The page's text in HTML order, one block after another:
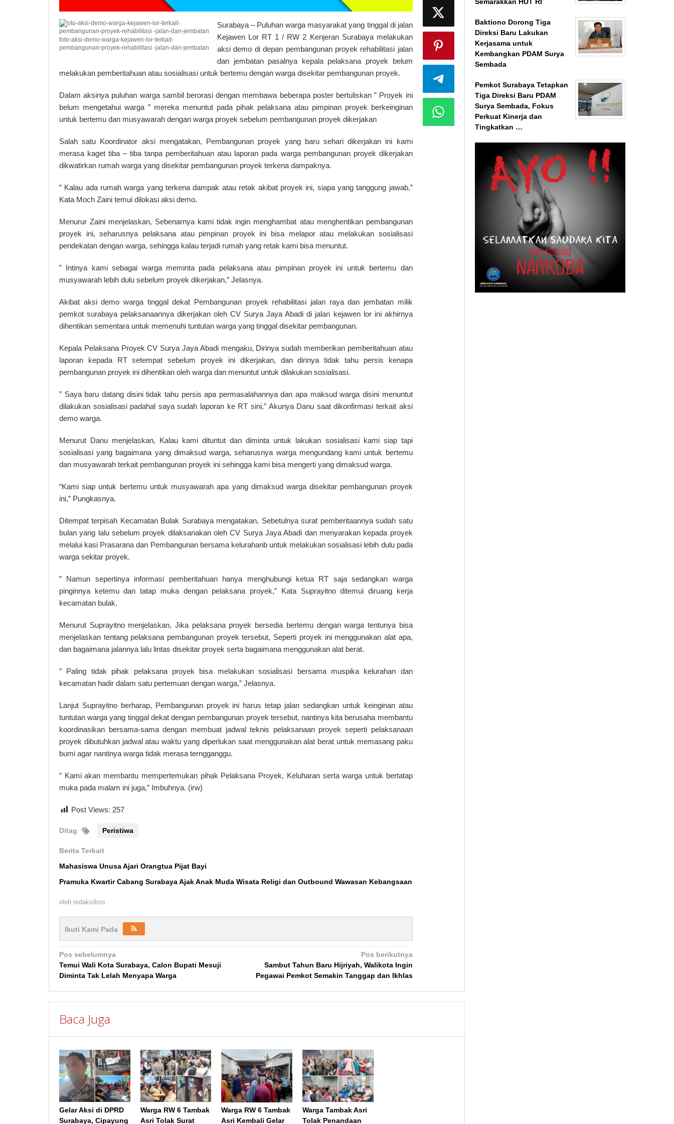
foto-aksi-demo-warga-kejawen-lor-terkait-
pembangunan-proyek-rehabilitasi -jalan-dan-jembatan
Surabaya – Puluhan warga masyarakat yang tinggal di jalan
Kejawen Lor RT 1 / RW 2 Kenjeran Surabaya melakukan
aksi demo di depan pembangunan proyek rehabilitasi jalan
dan jembatan pasalnya kepala pelaksana proyek belum
melakukan pemberitahuan atau sosialisasi untuk bertemu dengan warga disekitar pembangunan proyek.
Dalam aksinya puluhan warga sambil berorasi dengan membawa beberapa poster bertuliskan ” Proyek ini
belum mengetahui warga ” mereka menuntut pada pihak pelaksana atau pimpinan proyek berkeinginan
untuk bertemu dan musyawarah dengan warga proyek sebelum pembangunan proyek dikerjakan
Salah satu Koordinator aksi mengatakan, Pembangunan proyek yang baru sehari dikerjakan ini kami
merasa kaget tiba – tiba tanpa pemberitahuan atau laporan pada warga pembangunan proyek dikerjakan
dikwatirkan rumah warga yang disekitar pembangunan proyek terkena dampaknya.
” Kalau ada rumah warga yang terkena dampak atau retak akibat proyek ini, siapa yang tanggung jawab,”
Kata Moch Zaini temui dilokasi aksi demo.
Menurur Zaini menjelaskan, Sebenarnya kami tidak ingin menghambat atau menghentikan pembangunan
proyek ini, seharusnya pelaksana atau pimpinan proyek ini bisa melapor atau melakukan sosialisasi
pendekatan dengan warga, sehingga kalau terjadi rumah yang retak kami bisa menuntut.
” Intinya kami sebagai warga meminta pada pelaksana atau pimpinan proyek ini untuk bertemu dan
musyawarah lebih dulu sebelum proyek dikerjakan,” Jelasnya.
Akibat aksi demo warga tinggal dekat Pembangunan proyek rehabilitasi jalan raya dan jembatan milik
pemkot surabaya pelaksanaannya dikerjakan oleh CV Surya Jaya Abadi di jalan kejawen lor ini akhirnya
dihentikan sementara untuk memenuhi tuntutan warga yang tinggal disekitar pembangunan.
Kepala Pelaksana Proyek CV Surya Jaya Abadi mengaku, Dirinya sudah memberikan pemberitahuan atau
laporan kepada RT setempat sebelum proyek ini dikerjakan, dan dirinya tidak tahu persis kenapa
pembangunan proyek ini dihentikan oleh warga dan menuntut untuk dilakukan sosialisasi.
” Saya baru datang disini tidak tahu persis apa permasalahannya dan apa maksud warga disini menuntut
dilakukan sosialisasi padahal saya sudah laporan ke RT sini,” Akunya Danu saat dikonfirmasi terkait aksi
demo warga.
Menurut Danu menjelaskan, Kalau kami dituntut dan diminta untuk lakukan sosialisasi kami siap tapi
sosialisasi yang bagaimana yang dimaksud warga, seharusnya warga mengundang kami untuk bertemu
dan musyawarah terkait pembangunan proyek ini sehingga kami bisa mengerti yang dimaksud warga.
“Kami siap untuk bertemu untuk musyawarah apa yang dimaksud warga disekitar pembangunan proyek
ini,” Pungkasnya.
Ditempat terpisah Kecamatan Bulak Surabaya mengatakan, Sebetulnya surat pemberitaannya sudah satu
bulan yang lalu sebelum proyek dilaksanakan oleh CV Surya Jaya Abadi dan menyarakan kepada proyek
melalui kasi Prasarana dan Pembangunan bersama kelurahanb untuk melakukan sosialisasi lebih dulu pada
warga sekitar proyek.
” Namun sepertinya informasi pemberitahuan hanya menghubungi ketua RT saja sedangkan warga
pinginnya ketemu dan tatap muka dengan pelaksana proyek,” Kata Suprayitno ditemui diruang kerja
kecamatan bulak.
Menurut Suprayitno menjelaskan, Jika pelaksana proyek bersedia bertemu dengan warga tentunya bisa
menjelaskan tentang pelaksana pembangunan proyek tersebut, Seperti proyek ini menggunakan alat apa,
dan bagaimana jalannya lalu lintas disekitar proyek serta bagaimana menggunakan alat berat.
” Paling tidak pihak pelaksana proyek bisa melakukan sosialisasi bersama muspika kelurahan dan
kecamatan hadir dalam satu pertemuan dengan warga,” Jelasnya.
Lanjut Suprayitno berharap, Pembangunan proyek ini harus tetap jalan sedangkan untuk keinginan atau
tuntutan warga yang tinggal dekat dengan pembangunan proyek tersebut, nantinya kita berusaha membantu
koordinasikan bersama-sama dengan membuat jadwal teknis pelaksanaan proyek seperti pelaksanaan
proyek dibutuhkan jadwal atau waktu yang diperlukan saat menggunakan alat berat untuk memasang paku
bumi agar nantinya warga tidak merasa terngganggu.
” Kami akan membantu mempertemukan pihak Pelaksana Proyek, Keluharan serta warga untuk bertatap
muka pada malam ini juga,” Imbuhnya. (irw)
Post Views: 257
Ditag Peristiwa
Berita Terkait
Mahasiswa Unusa Ajari Orangtua Pijat Bayi
Pramuka Kwartir Cabang Surabaya Ajak Anak Muda Wisata Religi dan Outbound Wawasan Kebangsaan
oleh redaksibso
Ikuti Kami Pada
Navigasi
pos
Pos sebelumnya
Temui Wali Kota Surabaya, Calon Bupati Mesuji
Diminta Tak Lelah Menyapa Warga
Pos berikutnya
Sambut Tahun Baru Hijriyah, Walikota Ingin
Pegawai Pemkot Semakin Tanggap dan Ikhlas
Baca Juga
Gelar Aksi di DPRD
Surabaya, Cipayung
Warga RW 6 Tambak
Asri Tolak Surat
Warga RW 6 Tambak
Asri Kembali Gelar
Warga Tambak Asri
Tolak Penandaan
Baktiono Dorong Tiga
Direksi Baru Lakukan
Kerjasama untuk
Kembangkan PDAM Surya
Sembada
Pemkot Surabaya Tetapkan
Tiga Direksi Baru PDAM
Surya Sembada, Fokus
Perkuat Kinerja dan
Tingkatkan …